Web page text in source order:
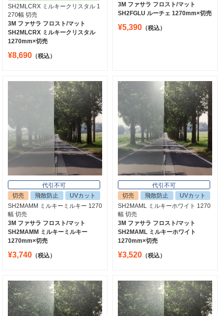
SH2MLCRX ミルキークリスタル 1
270幅 切売
3M ファサラ フロスト/マット
SH2MLCRX ミルキークリスタル
1270mm×切売
¥8,690 （税込）
3M ファサラ フロスト/マット
SH2FGLU ルーチェ 1270mm×切売
¥5,390 （税込）
代引不可
切売
飛散防止
UVカット
SH2MAMM ミルキーミルキー 1270
幅 切売
3M ファサラ フロスト/マット
SH2MAMM ミルキーミルキー
1270mm×切売
¥3,740 （税込）
代引不可
切売
飛散防止
UVカット
SH2MAML ミルキーホワイト 1270
幅 切売
3M ファサラ フロスト/マット
SH2MAML ミルキーホワイト
1270mm×切売
¥3,520 （税込）